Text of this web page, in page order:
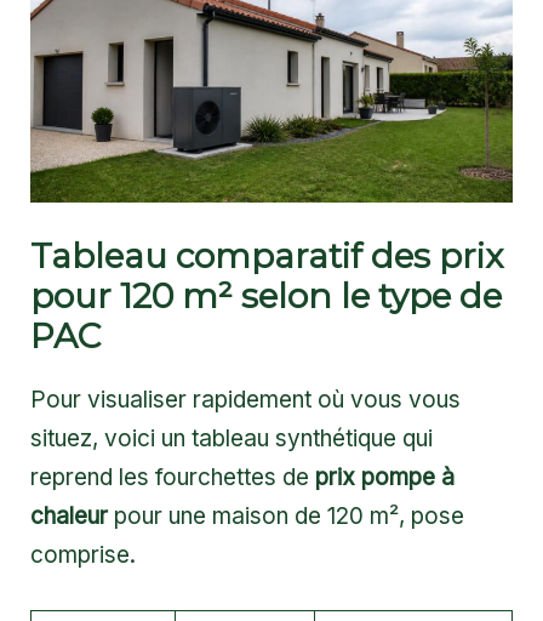
Tableau comparatif des prix
pour 120 m² selon le type de
PAC
Pour visualiser rapidement où vous vous
situez, voici un tableau synthétique qui
reprend les fourchettes de prix pompe à
chaleurpour une maison de 120 m², pose
comprise.